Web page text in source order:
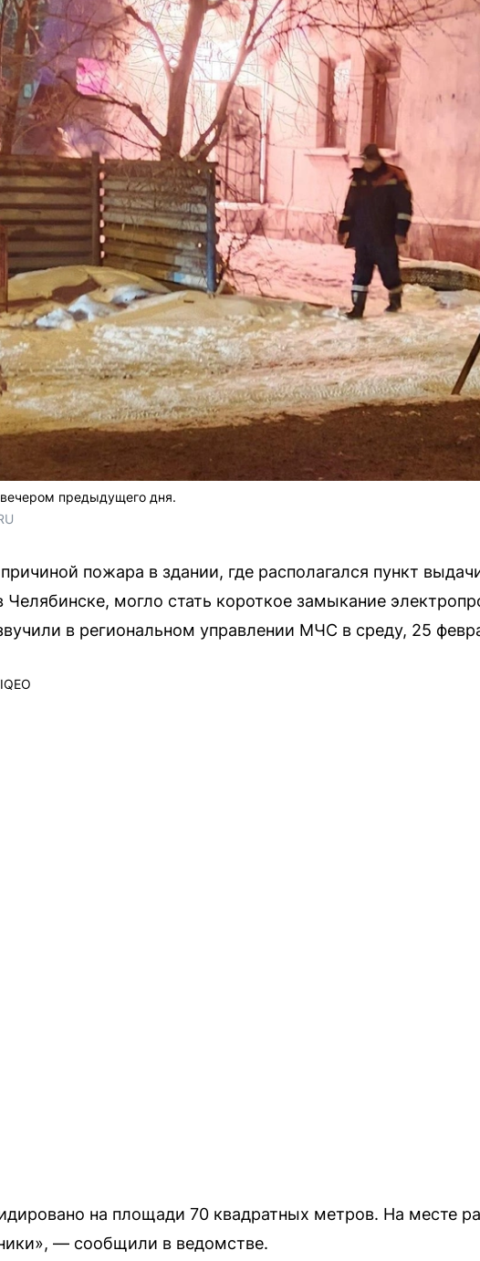
предыдущего дня.
пожара в здании, где располагался пункт
могло стать короткое замыкание
в региональном управлении МЧС в среду, 25
на площади 70 квадратных метров. На месте
— сообщили в ведомстве.